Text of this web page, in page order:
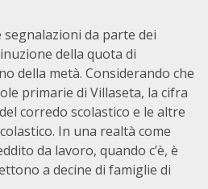
segnalazioni da parte dei
della quota di
della metà. Considerando che
primarie di Villaseta, la cifra
corredo scolastico e le altre
In una realtà come
da lavoro, quando c’è, è
a decine di famiglie di